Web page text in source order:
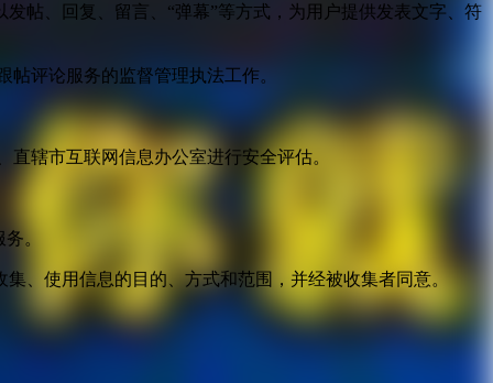
帖、回复、留言、“弹幕”等方式，为用户提供发表文字、符
评论服务的监督管理执法工作。
辖市互联网信息办公室进行安全评估。
。
、使用信息的目的、方式和范围，并经被收集者同意。